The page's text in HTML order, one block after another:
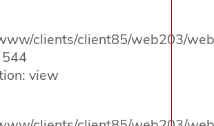
clients/client85/web203/
view